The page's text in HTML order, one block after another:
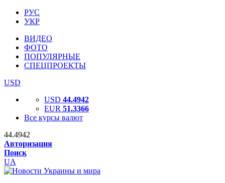
РУС
УКР
ВИДЕО
ФОТО
ПОПУЛЯРНЫЕ
СПЕЦПРОЕКТЫ
USD
USD 44.4942
EUR 51.3366
Все курсы валют
44.4942
Авторизация
Поиск
UA